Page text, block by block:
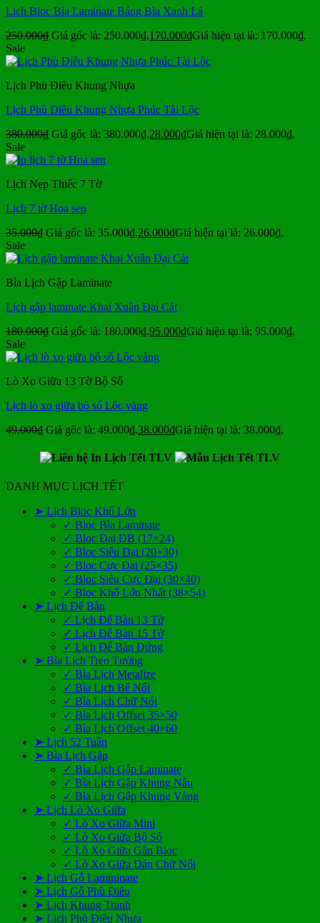
Lịch Bloc Bìa Laminate Bảng Bìa Xanh Lá
250.000₫ Giá gốc là: 250.000₫.170.000₫Giá hiện tại là: 170.000₫.
Sale
Lịch Phù Điêu Khung Nhựa
Lịch Phù Điêu Khung Nhựa Phúc Tài Lộc
380.000₫ Giá gốc là: 380.000₫.28.000₫Giá hiện tại là: 28.000₫.
Sale
Lịch Nẹp Thiếc 7 Tờ
Lịch 7 tờ Hoa sen
35.000₫ Giá gốc là: 35.000₫.26.000₫Giá hiện tại là: 26.000₫.
Sale
Bìa Lịch Gập Laminate
Lịch gập laminate Khai Xuân Đại Cát
180.000₫ Giá gốc là: 180.000₫.95.000₫Giá hiện tại là: 95.000₫.
Sale
Lò Xo Giữa 13 Tờ Bộ Số
Lịch lò xo giữa bộ số Lộc vàng
49.000₫ Giá gốc là: 49.000₫.38.000₫Giá hiện tại là: 38.000₫.
DANH MỤC LỊCH TẾT
➤ Lịch Bloc Khổ Lớn
✓ Bloc Bìa Laminate
✓ Bloc Đại ĐB (17×24)
✓ Bloc Siêu Đại (20×30)
✓ Bloc Cực Đại (25×35)
✓ Bloc Siêu Cực Đại (30×40)
✓ Bloc Khổ Lớn Nhất (38×54)
➤ Lịch Để Bàn
✓ Lịch Để Bàn 13 Tờ
✓ Lịch Để Bàn 15 Tờ
✓ Lịch Để Bàn Đứng
➤ Bìa Lịch Treo Tường
✓ Bìa Lịch Metalize
✓ Bìa Lịch Bế Nổi
✓ Bìa Lịch Chữ Nổi
✓ Bìa Lịch Offset 35×50
✓ Bìa Lịch Offset 40×60
➤ Lịch 52 Tuần
➤ Bìa Lịch Gập
✓ Bìa Lịch Gập Laminate
✓ Bìa Lịch Gập Khung Nâu
✓ Bìa Lịch Gập Khung Vàng
➤ Lịch Lò Xo Giữa
✓ Lò Xo Giữa Mini
✓ Lò Xo Giữa Bộ Số
✓ Lò Xo Giữa Gắn Bloc
✓ Lò Xo Giữa Dán Chữ Nổi
➤ Lịch Gỗ Lamininate
➤ Lịch Gỗ Phù Điêu
➤ Lịch Khung Tranh
➤ Lịch Phù Điêu Nhựa